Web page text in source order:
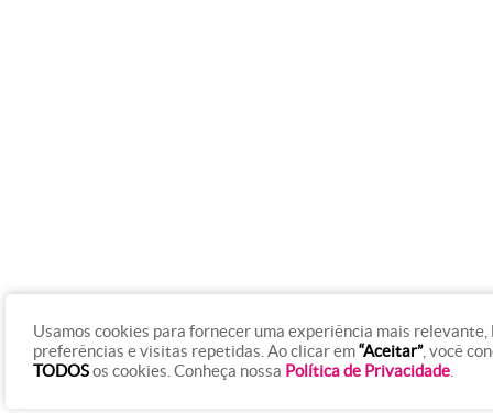
Usamos cookies para fornecer uma experiência mais relevante,
preferências e visitas repetidas. Ao clicar em“Aceitar”, você
TODOSos cookies. Conheça nossa Política de Privacidade.